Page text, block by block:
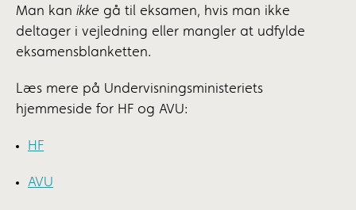
Man kan ikke gå til eksamen, hvis man ikke
deltager i vejledning eller mangler at udfylde
eksamensblanketten.
Læs mere på Undervisningsministeriets
hjemmeside for HF og AVU:
HF
AVU